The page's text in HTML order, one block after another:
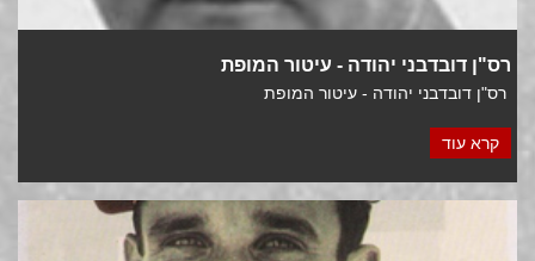
רס"ן דובדבני יהודה - עיטור המופת
רס"ן דובדבני יהודה - עיטור המופת
קרא עוד